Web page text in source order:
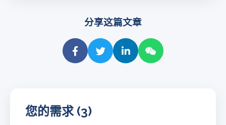
分享这篇文章
您的需求 (3)